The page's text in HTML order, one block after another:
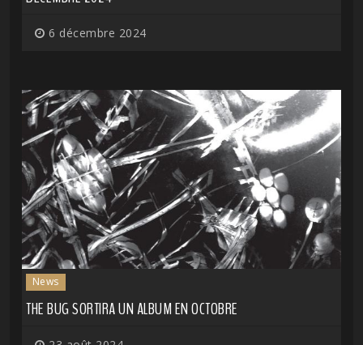
6 décembre 2024
News
THE BUG SORTIRA UN ALBUM EN OCTOBRE